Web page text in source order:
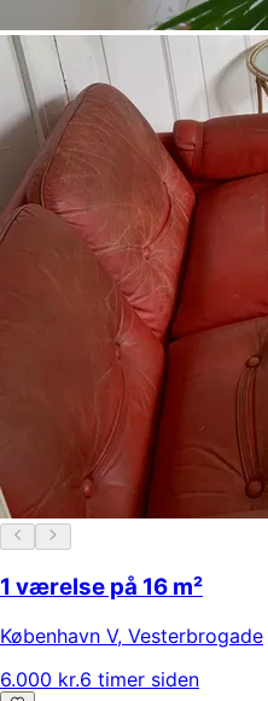
1 værelse på 16 m²
København V, Vesterbrogade
6.000 kr.6 timer siden